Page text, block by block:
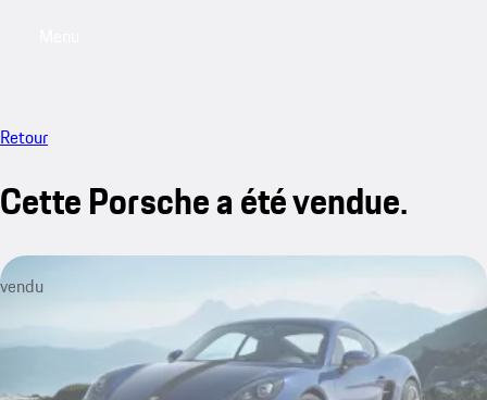
Retour
Cette Porsche a été vendue.
vendu